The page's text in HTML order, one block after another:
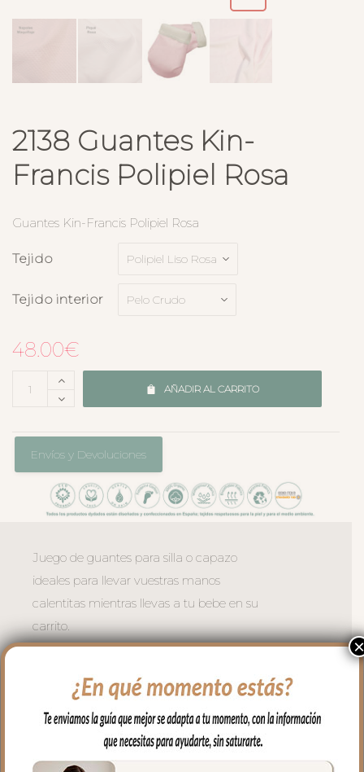
2138 Guantes Kin-
Francis Polipiel Rosa
Guantes Kin-Francis Polipiel Rosa
Tejido
Tejido interior
48.00€
AÑADIR AL CARRITO
Envíos y Devoluciones
Juego de guantes para silla o capazo
ideales para llevar vuestras manos
calentitas mientras llevas a tu bebe en su
carrito.
Se adaptan a todo tipo de sillas mediante
forma muy fácil y cómoda; abres las
cremalleras, abrazas el manillar del
carrito y vuelves a cerrar las cremalleras.
Puedes usar también en sillas de bastón
×